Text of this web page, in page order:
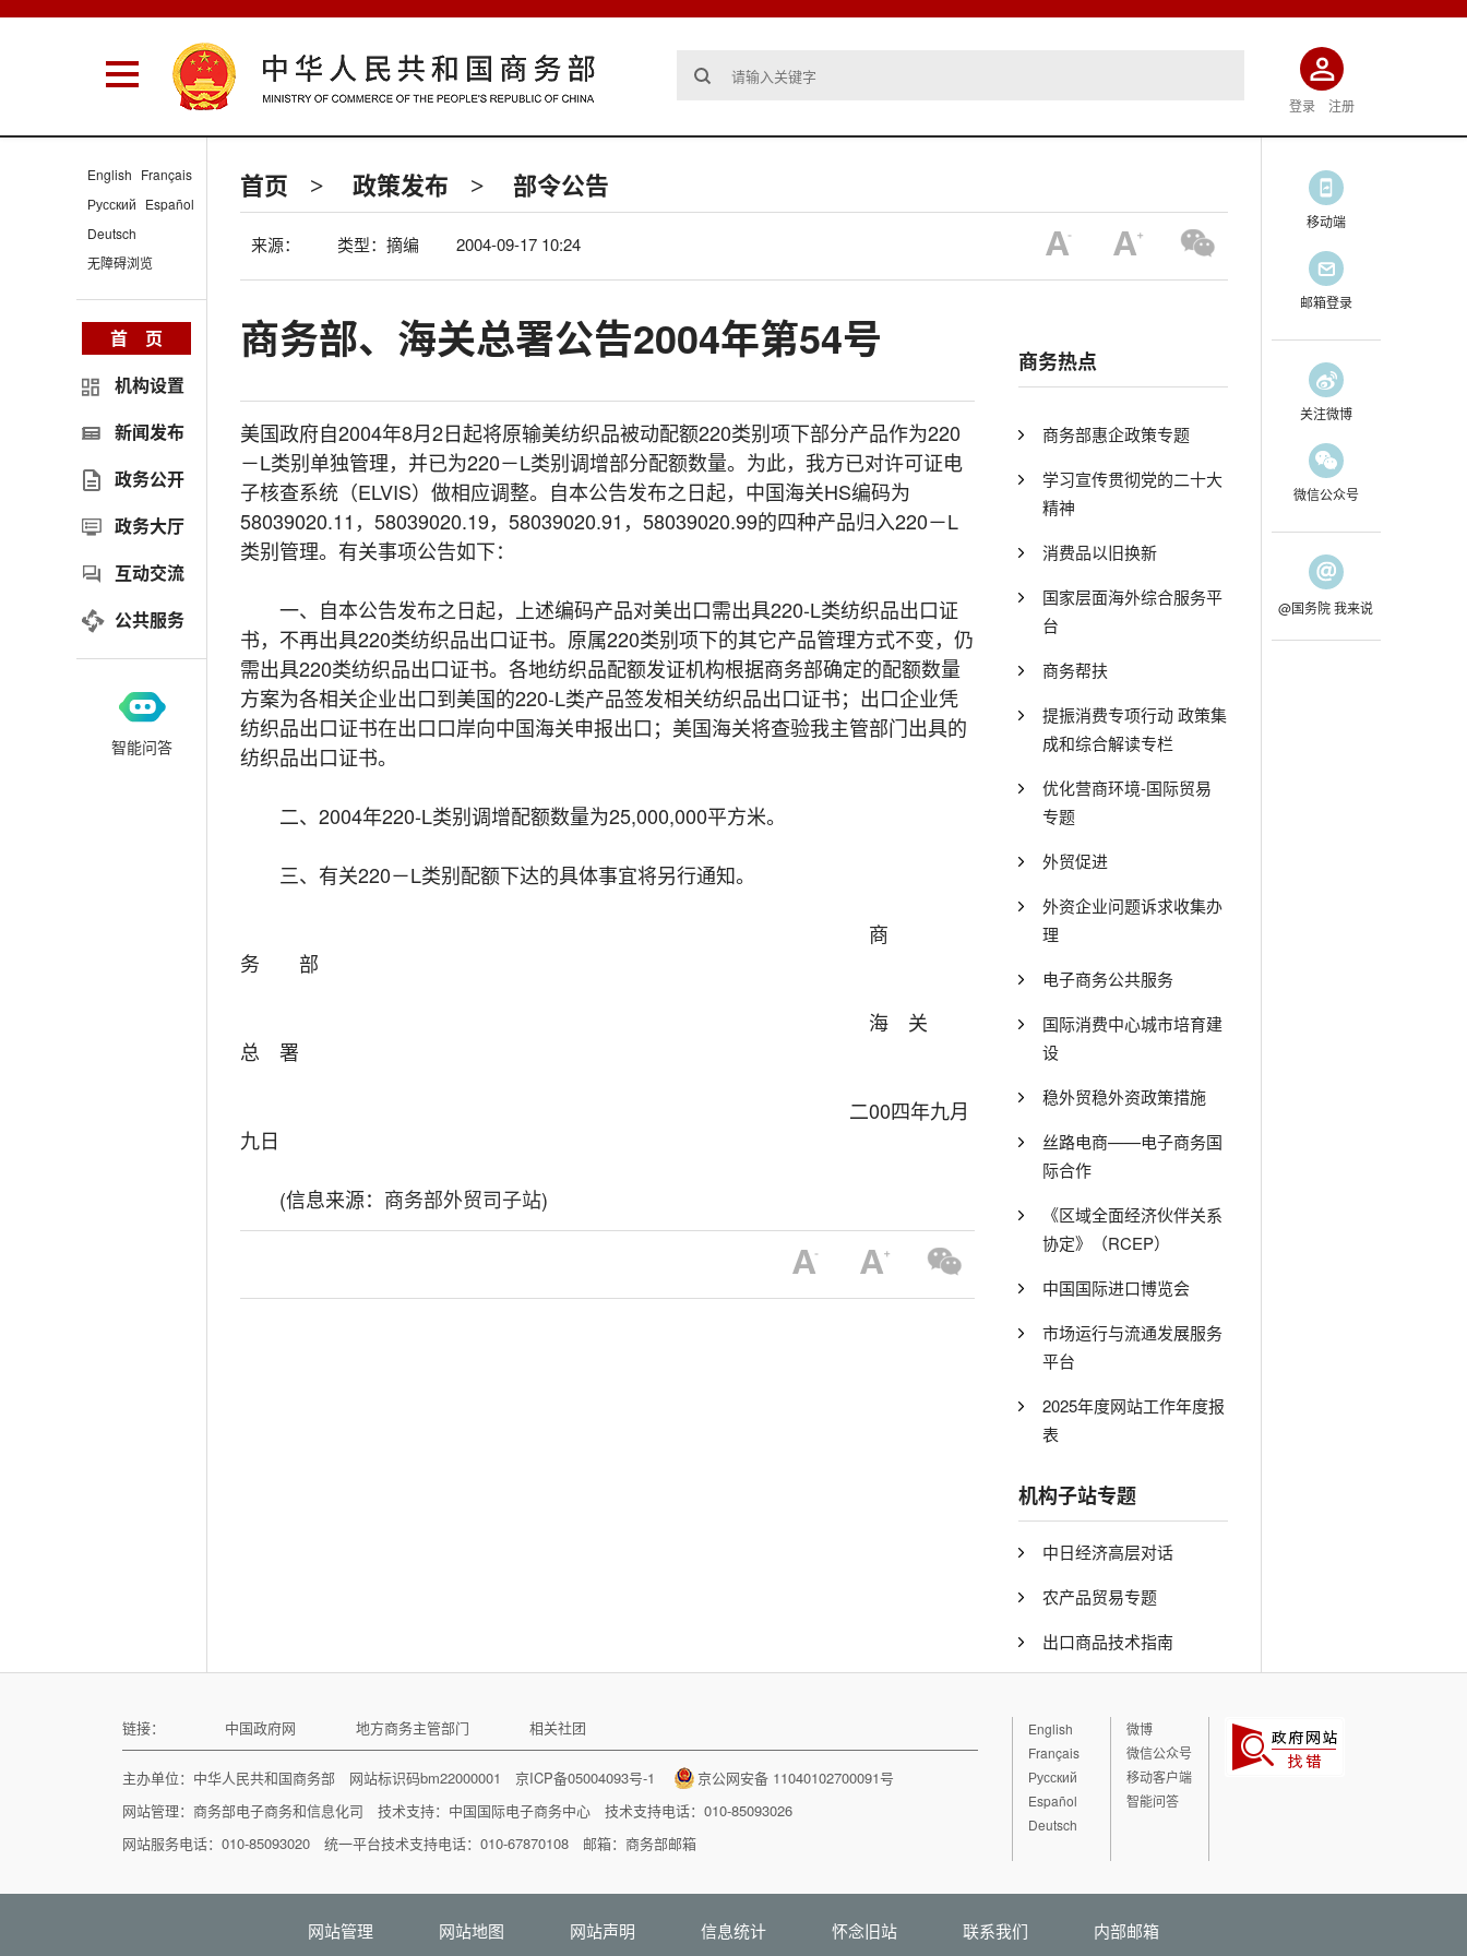
登录 注册
首页 > 政策发布 > 部令公告
来源： 类型：摘编 2004-09-17 10:24
商务部、海关总署公告2004年第54号
美国政府自2004年8月2日起将原输美纺织品被动配额220类别项下部分产品作为220
－L类别单独管理，并已为220－L类别调增部分配额数量。为此，我方已对许可证电
子核查系统（ELVIS）做相应调整。自本公告发布之日起，中国海关HS编码为
58039020.11，58039020.19，58039020.91，58039020.99的四种产品归入220－L
类别管理。有关事项公告如下：
一、自本公告发布之日起，上述编码产品对美出口需出具220-L类纺织品出口证
书，不再出具220类纺织品出口证书。原属220类别项下的其它产品管理方式不变，仍
需出具220类纺织品出口证书。各地纺织品配额发证机构根据商务部确定的配额数量
方案为各相关企业出口到美国的220-L类产品签发相关纺织品出口证书；出口企业凭
纺织品出口证书在出口口岸向中国海关申报出口；美国海关将查验我主管部门出具的
纺织品出口证书。
二、2004年220-L类别调增配额数量为25,000,000平方米。
三、有关220－L类别配额下达的具体事宜将另行通知。
商
务 部
海 关
总 署
二00四年九月
九日
(信息来源： 商务部外贸司子站)
商务热点
商务部惠企政策专题
学习宣传贯彻党的二十大
精神
消费品以旧换新
国家层面海外综合服务平
台
商务帮扶
提振消费专项行动 政策集
成和综合解读专栏
优化营商环境-国际贸易
专题
外贸促进
外资企业问题诉求收集办
理
电子商务公共服务
国际消费中心城市培育建
设
稳外贸稳外资政策措施
丝路电商——电子商务国
际合作
《区域全面经济伙伴关系
协定》（RCEP）
中国国际进口博览会
市场运行与流通发展服务
平台
2025年度网站工作年度报
表
机构子站专题
中日经济高层对话
农产品贸易专题
出口商品技术指南
English Français
Русский Español
Deutsch
无障碍浏览
首 页
机构设置
新闻发布
政务公开
政务大厅
互动交流
公共服务
智能问答
移动端
邮箱登录
关注微博
微信公众号
@国务院 我来说
链接： 中国政府网 地方商务主管部门 相关社团
主办单位：中华人民共和国商务部 网站标识码bm22000001京ICP备05004093号-1
京公网安备 11040102700091号
网站管理：商务部电子商务和信息化司 技术支持： 中国国际电子商务中心 技术支持电话：010-85093026
网站服务电话：010-85093020 统一平台技术支持电话：010-67870108 邮箱：商务部邮箱
English
Français
Русский
Español
Deutsch
微博
微信公众号
移动客户端
智能问答
网站管理 网站地图 网站声明 信息统计 怀念旧站 联系我们 内部邮箱